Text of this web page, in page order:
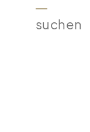
Suchen